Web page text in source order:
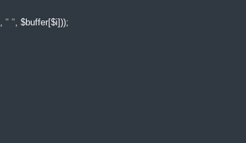
, " ", $buffer[$i]));